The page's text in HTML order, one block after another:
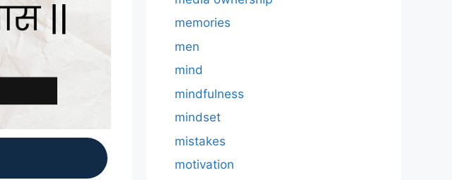
memories
men
mind
mindfulness
mindset
mistakes
motivation